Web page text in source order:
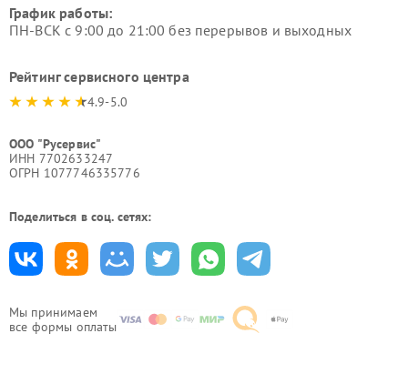
Мы принимаем
все формы оплаты
График работы:
ПН-ВСК с 9:00 до 21:00 без перерывов и выходных
Рейтинг сервисного центра
4.9-5.0
ООО "Русервис"
ИНН 7702633247
ОГРН 1077746335776
Поделиться в соц. сетях: